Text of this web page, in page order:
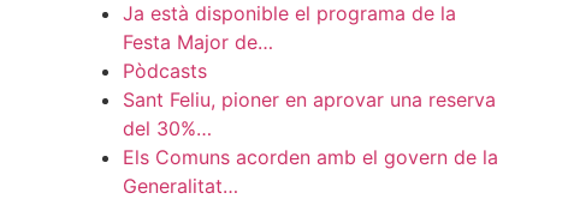
Ja està disponible el programa de la
Festa Major de…
Pòdcasts
Sant Feliu, pioner en aprovar una reserva
del 30%…
Els Comuns acorden amb el govern de la
Generalitat…